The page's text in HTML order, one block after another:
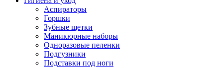
Аспираторы
Горшки
Зубные щетки
Маникюрные наборы
Одноразовые пеленки
Подгузники
Подставки под ноги